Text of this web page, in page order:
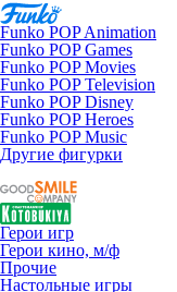
Funko POP Animation
Funko POP Games
Funko POP Movies
Funko POP Television
Funko POP Disney
Funko POP Heroes
Funko POP Music
Другие фигурки
Герои игр
Герои кино, м/ф
Прочие
Настольные игры